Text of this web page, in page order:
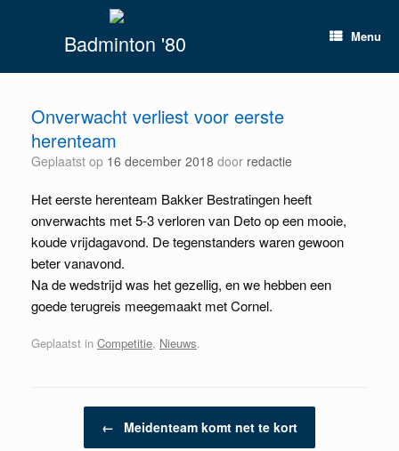
Badminton '80 Menu
Onverwacht verliest voor eerste
herenteam
Geplaatst op 16 december 2018 door redactie
Het eerste herenteam Bakker Bestratingen heeft
onverwachts met 5-3 verloren van Deto op een mooie,
koude vrijdagavond. De tegenstanders waren gewoon
beter vanavond.
Na de wedstrijd was het gezellig, en we hebben een
goede terugreis meegemaakt met Cornel.
Geplaatst in Competitie, Nieuws.
Berichtnavigatie
← Meidenteam komt net te kort